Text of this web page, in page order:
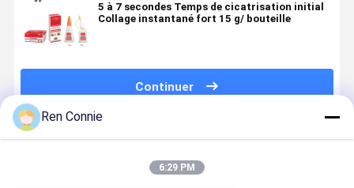
5 à 7 secondes Temps de cicatrisation initial
Collage instantané fort 15 g/ bouteille
Continuer
Produits Recommandés
Ren Connie
6:29 PM